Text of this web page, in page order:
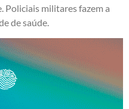
Policiais militares fazem a
de saúde.